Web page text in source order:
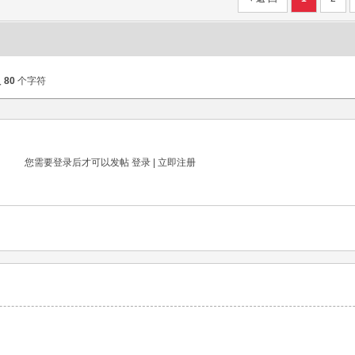
80 个字符
您需要登录后才可以发帖 登录 立即注册